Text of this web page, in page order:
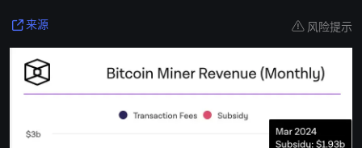
来源 风险提示